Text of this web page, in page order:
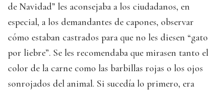
de Navidad” les aconsejaba a los ciudadanos, en
especial, a los demandantes de capones, observar
cómo estaban castrados para que no les diesen “gato
por liebre”. Se les recomendaba que mirasen tanto el
color de la carne como las barbillas rojas o los ojos
sonrojados del animal. Si sucedía lo primero, era